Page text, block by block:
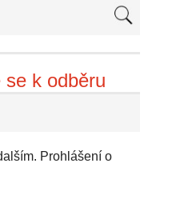
se k odběru
Prohlášení o